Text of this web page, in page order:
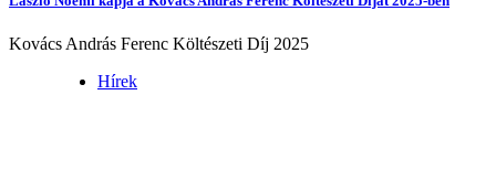
Kovács András Ferenc Költészeti Díj 2025
Hírek